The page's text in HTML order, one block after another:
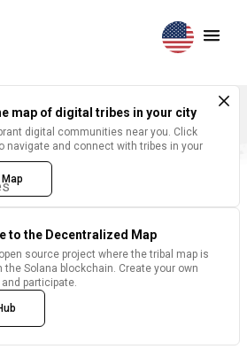
map of digital tribes in your city
digital communities near you. Click
navigate and connect with tribes in your
to the Decentralized Map
source project where the tribal map is
the Solana blockchain. Create your own
participate.